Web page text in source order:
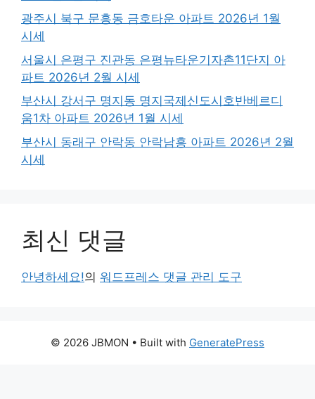
광주시 북구 문흥동 금호타운 아파트 2026년 1월
시세
서울시 은평구 진관동 은평뉴타운기자촌11단지 아
파트 2026년 2월 시세
부산시 강서구 명지동 명지국제신도시호반베르디
움1차 아파트 2026년 1월 시세
부산시 동래구 안락동 안락남흥 아파트 2026년 2월
시세
최신 댓글
안녕하세요!의 워드프레스 댓글 관리 도구
© 2026 JBMON • Built with GeneratePress